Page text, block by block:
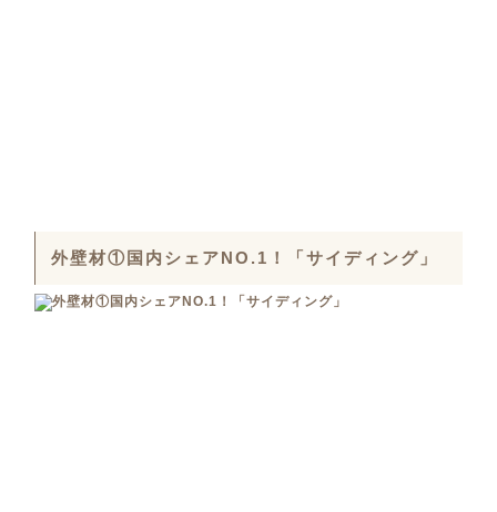
外壁材①国内シェアNO.1！「サイディング」